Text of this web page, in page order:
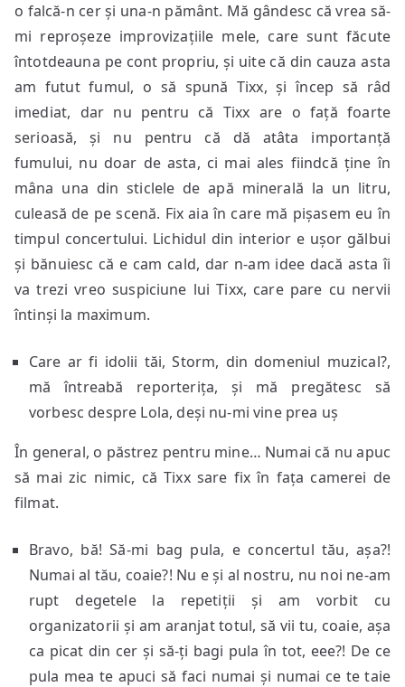
o falcă-n cer și una-n pământ. Mă gândesc că vrea să-
mi reproșeze improvizațiile mele, care sunt făcute
întotdeauna pe cont propriu, și uite că din cauza asta
am futut fumul, o să spună Tixx, și încep să râd
imediat, dar nu pentru că Tixx are o față foarte
serioasă, și nu pentru că dă atâta importanță
fumului, nu doar de asta, ci mai ales fiindcă ține în
mâna una din sticlele de apă minerală la un litru,
culeasă de pe scenă. Fix aia în care mă pișasem eu în
timpul concertului. Lichidul din interior e ușor gălbui
și bănuiesc că e cam cald, dar n-am idee dacă asta îi
va trezi vreo suspiciune lui Tixx, care pare cu nervii
întinși la maximum.
Care ar fi idolii tăi, Storm, din domeniul muzical?,
mă întreabă reporterița, și mă pregătesc să
vorbesc despre Lola, deși nu-mi vine prea uș
În general, o păstrez pentru mine… Numai că nu apuc
să mai zic nimic, că Tixx sare fix în fața camerei de
filmat.
Bravo, bă! Să-mi bag pula, e concertul tău, așa?!
Numai al tău, coaie?! Nu e și al nostru, nu noi ne-am
rupt degetele la repetiții și am vorbit cu
organizatorii și am aranjat totul, să vii tu, coaie, așa
ca picat din cer și să-ți bagi pula în tot, eee?! De ce
pula mea te apuci să faci numai și numai ce te taie